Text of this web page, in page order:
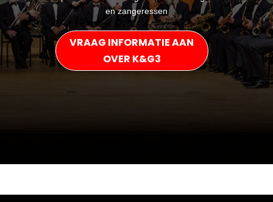
en zangeressen
VRAAG INFORMATIE AAN
OVER K&G3